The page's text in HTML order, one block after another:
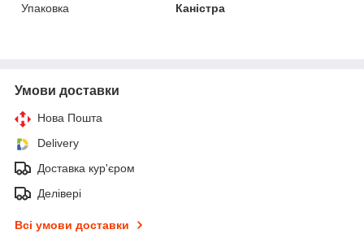
Упаковка
Каністра
Умови доставки
Нова Пошта
Delivery
Доставка кур'єром
Делівері
Всі умови доставки